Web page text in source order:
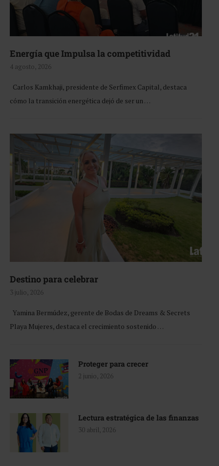
Energía que Impulsa la competitividad
4 agosto, 2026
Carlos Kamkhaji, presidente de Serfimex Capital, destaca
cómo la transición energética dejó de ser un …
Destino para celebrar
3 julio, 2026
Yamina Bermúdez, gerente de Bodas de Dreams & Secrets
Playa Mujeres, destaca el crecimiento sostenido …
Proteger para crecer
2 junio, 2026
Lectura estratégica de las finanzas
30 abril, 2026